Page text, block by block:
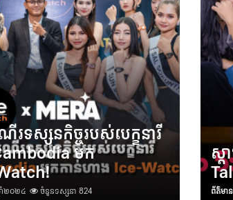
ទស្សនកិច្ចរបស់បេក្ខនារី​
មក
ាំ២០២៤ ចំនួនទស្សនា 824
ស្ត
ព័ត៌មា